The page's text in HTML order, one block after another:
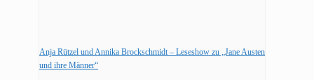
Anja Rützel und Annika Brockschmidt – Leseshow zu „Jane Austen
und ihre Männer“